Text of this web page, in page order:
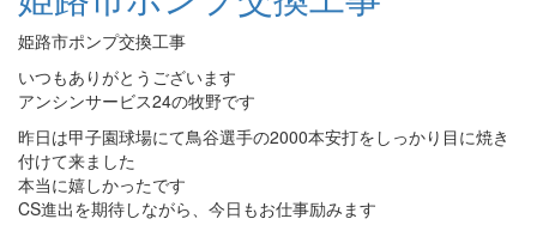
姫路市ポンプ交換工事
いつもありがとうございます
アンシンサービス24の牧野です
昨日は甲子園球場にて鳥谷選手の2000本安打をしっかり目に焼き
付けて来ました
本当に嬉しかったです
CS進出を期待しながら、今日もお仕事励みます